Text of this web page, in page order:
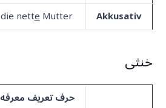
Akkusativ
die netteMutter
خنثی
حرف تعریف معرفه